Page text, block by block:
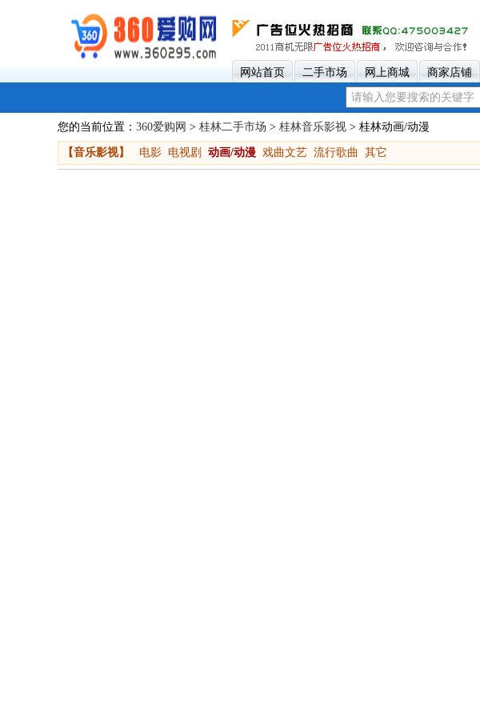
网站首页 二手市场 网上商城 商家店铺
您的当前位置： 360爱购网 > 桂林二手市场 > 桂林音乐影视 > 桂林动画/动漫
【音乐影视】 电影 电视剧 动画/动漫 戏曲文艺 流行歌曲 其它